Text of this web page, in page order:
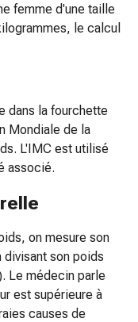
femme d'une taille
le calcul
dans la fourchette
Mondiale de la
L'IMC est utilisé
associé.
on mesure son
son poids
Le médecin parle
est supérieure à
causes de